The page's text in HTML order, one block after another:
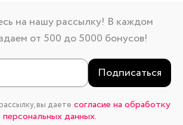
на нашу рассылку! В каждом
от 500 до 5000 бонусов!
Подписаться
вы даете согласие на обработку
персональных данных.